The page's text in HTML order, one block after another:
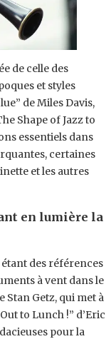
de celle des
et styles
de Miles Davis,
Shape of Jazz to
essentiels dans
certaines
et les autres
en lumière la
des références
à vent dans le
Stan Getz, qui met à
to Lunch !” d’Eric
pour la